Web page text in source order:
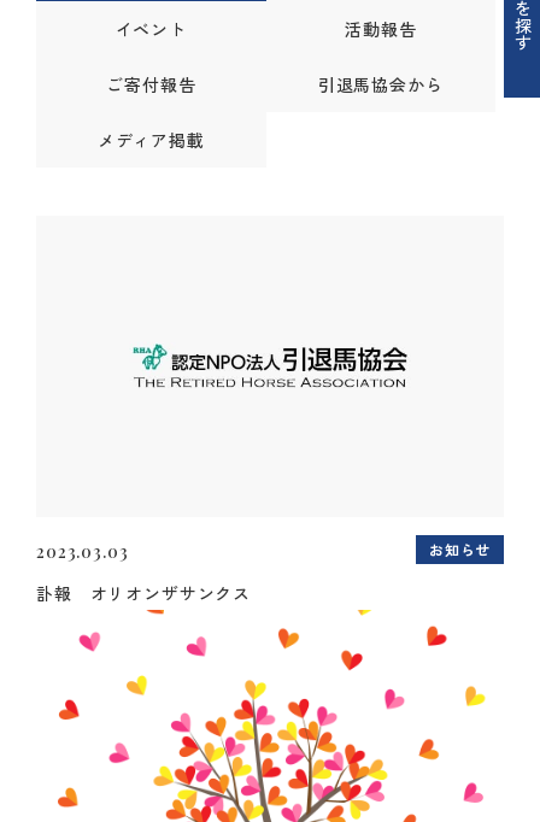
イベント 活動報告
ご寄付報告 引退馬協会から
メディア掲載
2023.03.03 お知らせ
訃報 オリオンザサンクス